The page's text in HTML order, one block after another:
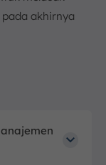
akhirnya